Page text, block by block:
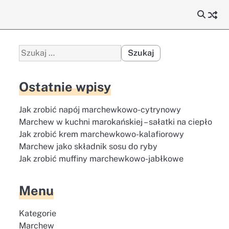
Szukaj:
Ostatnie wpisy
Jak zrobić napój marchewkowo-cytrynowy
Marchew w kuchni marokańskiej – sałatki na ciepło
Jak zrobić krem marchewkowo-kalafiorowy
Marchew jako składnik sosu do ryby
Jak zrobić muffiny marchewkowo-jabłkowe
Menu
Kategorie
Marchew